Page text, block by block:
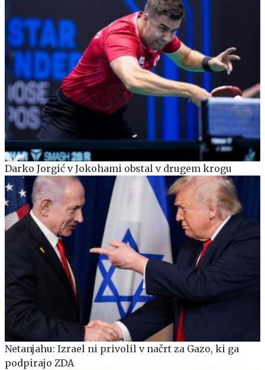
Darko Jorgić v Jokohami obstal v drugem krogu
Netanjahu: Izrael ni privolil v načrt za Gazo, ki ga
podpirajo ZDA